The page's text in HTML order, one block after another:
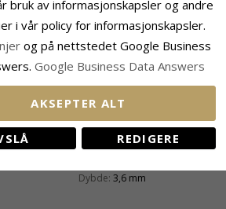
Høyde:21,9 mm
Høyde Ekskl. Øsken:17,8 mm
Dybde: 3,6 mm
bruk av informasjonskapsler og andre
i vår policy for informasjonskapsler.
og på nettstedet Google Business
Google Business Data Answers
AKSEPTER ALT
REDIGERE